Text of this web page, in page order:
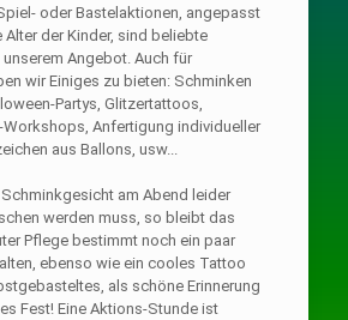
oder Bastelaktionen, angepasst
Alter der Kinder, sind beliebte
Angebot. Auch für
wir Einiges zu bieten: Schminken
Partys, Glitzertattoos,
Anfertigung individueller
aus Ballons, usw...
am Abend leider
werden muss, so bleibt das
Pflege bestimmt noch ein paar
ebenso wie ein cooles Tattoo
als schöne Erinnerung
Fest! Eine Aktions-Stunde ist